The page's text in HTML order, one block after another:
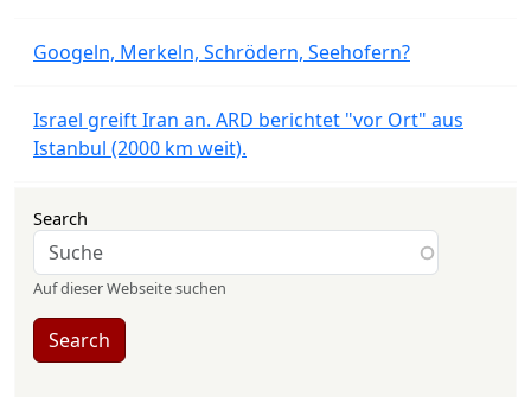
Googeln, Merkeln, Schrödern, Seehofern?
Israel greift Iran an. ARD berichtet "vor Ort" aus
Istanbul (2000 km weit).
Search
Auf dieser Webseite suchen
Search